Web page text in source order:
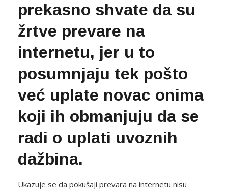
prekasno shvate da su
žrtve prevare na
internetu, jer u to
posumnjaju tek pošto
već uplate novac onima
koji ih obmanjuju da se
radi o uplati uvoznih
dažbina.
Ukazuje se da pokušaji prevara na internetu nisu